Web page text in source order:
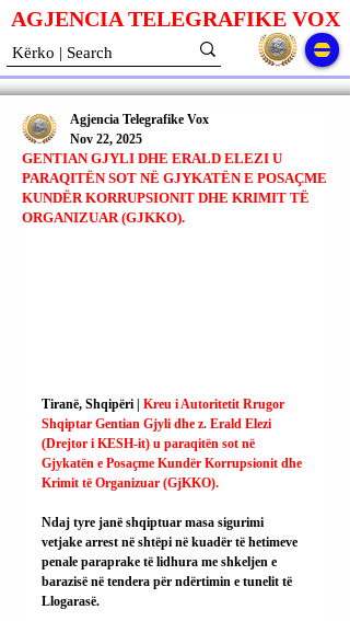
AGJENCIA TELEGRAFIKE VOX
GENTIAN GJYLI DHE ERALD ELEZI U
PARAQITËN SOT NË GJYKATËN E POSAÇME
KUNDËR KORRUPSIONIT DHE KRIMIT TË
ORGANIZUAR (GJKKO).
Agjencia Telegrafike Vox
Nov 22, 2025
Tiranë, Shqipëri | Kreu i Autoritetit Rrugor
Shqiptar Gentian Gjyli dhe z. Erald Elezi
(Drejtor i KESH-it) u paraqitën sot në
Gjykatën e Posaçme Kundër Korrupsionit dhe
Krimit të Organizuar (GjKKO).
Ndaj tyre janë shqiptuar masa sigurimi
vetjake arrest në shtëpi në kuadër të hetimeve
penale paraprake të lidhura me shkeljen e
barazisë në tendera për ndërtimin e tunelit të
Llogarasë.